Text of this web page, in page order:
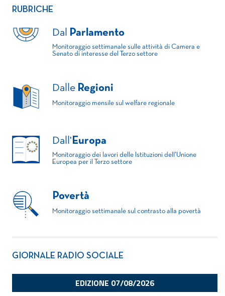
RUBRICHE
Dal Parlamento
Monitoraggio settimanale sulle attività di Camera e
Senato di interesse del Terzo settore
Dalle Regioni
Monitoraggio mensile sul welfare regionale
Dall' Europa
Monitoraggio dei lavori delle Istituzioni dell'Unione
Europea per il Terzo settore
Povertà
Monitoraggio settimanale sul contrasto alla povertà
GIORNALE RADIO SOCIALE